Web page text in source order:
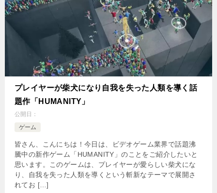
プレイヤーが柴犬になり自我を失った人類を導く話
題作「HUMANITY」
公開日：
ゲーム
皆さん、こんにちは！今日は、ビデオゲーム業界で話題沸
騰中の新作ゲーム「HUMANITY」のことをご紹介したいと
思います。このゲームは、プレイヤーが愛らしい柴犬にな
り、自我を失った人類を導くという斬新なテーマで展開さ
れてお […]